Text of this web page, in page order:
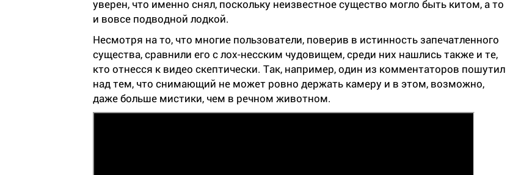
уверен, что именно снял, поскольку неизвестное существо могло быть китом, а то
и вовсе подводной лодкой.
Несмотря на то, что многие пользователи, поверив в истинность запечатленного
существа, сравнили его с лох-несским чудовищем, среди них нашлись также и те,
кто отнесся к видео скептически. Так, например, один из комментаторов пошутил
над тем, что снимающий не может ровно держать камеру и в этом, возможно,
даже больше мистики, чем в речном животном.